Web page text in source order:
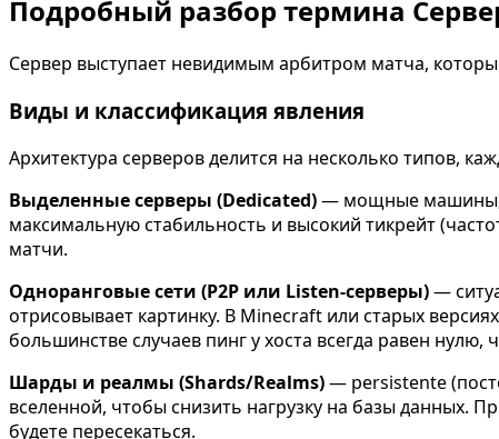
Подробный разбор термина
Сервер выступает невидимым арбитром матча,
Виды и классификация явления
Архитектура серверов делится на несколько типов,
Выделенные серверы (Dedicated)— мощные машины,
максимальную стабильность и высокий тикрейт
матчи.
Одноранговые сети (P2P или Listen-серверы)—
отрисовывает картинку. В Minecraft или старых
большинстве случаев пинг у хоста всегда равен
Шарды и реалмы (Shards/Realms)— persistente
вселенной, чтобы снизить нагрузку на базы данных.
будете пересекаться.